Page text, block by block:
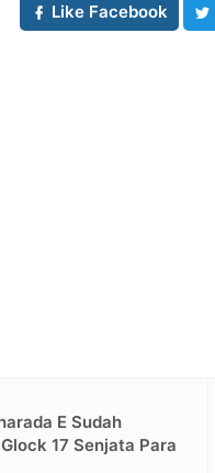
Like Facebook
E Sudah
17 Senjata Para